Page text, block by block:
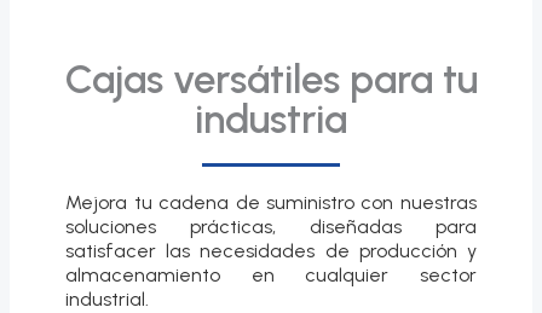
Cajas versátiles para tu
industria
Mejora tu cadena de suministro con nuestras
soluciones prácticas, diseñadas para
satisfacer las necesidades de producción y
almacenamiento en cualquier sector
industrial.